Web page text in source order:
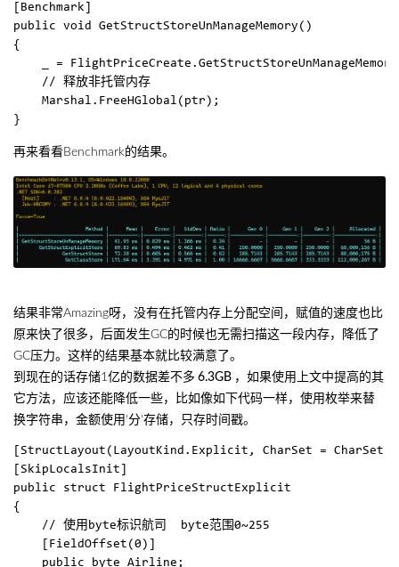
[Benchmark]
public void GetStructStoreUnManageMemory()
{
_ =
    // 释放非托管内存
    Marshal.FreeHGlobal(ptr);
再来看看Benchmark的结果。
结果非常Amazing呀，没有在托管内存上分配空间，赋值的速度也比
原来快了很多，后面发生GC的时候也无需扫描这一段内存，降低了
GC压力。这样的结果基本就比较满意了。
到现在的话存储1亿的数据差不多 6.3GB ，如果使用上文中提高的其
它方法，应该还能降低一些，比如像如下代码一样，使用枚举来替
换字符串，金额使用'分'存储，只存时间戳。
[StructLayout(LayoutKind.Explicit, CharSet =
[SkipLocalsInit]
public struct FlightPriceStructExplicit
{